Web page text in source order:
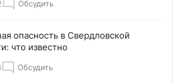
Обсудить
опасность в Свердловской
что известно
Обсудить